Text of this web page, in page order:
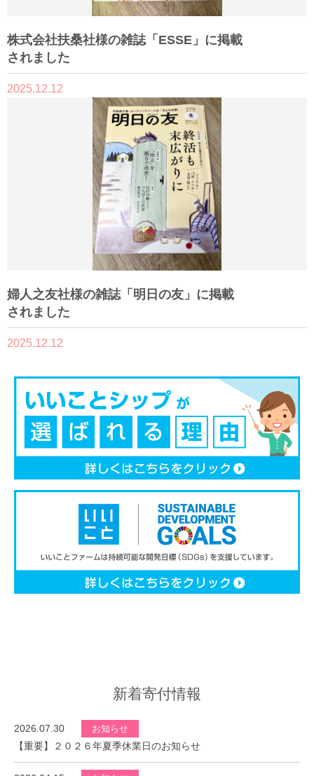
株式会社扶桑社様の雑誌「ESSE」に掲載
されました
2025.12.12
婦人之友社様の雑誌「明日の友」に掲載
されました
2025.12.12
新着寄付情報
2026.07.30 お知らせ
【重要】２０２６年夏季休業日のお知らせ